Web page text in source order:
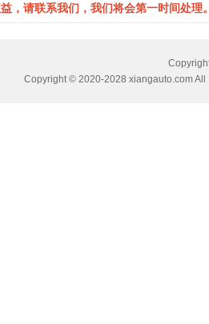
，请联系我们，我们将会第一时间处
Copyright © 2020-2028 xiangauto.com